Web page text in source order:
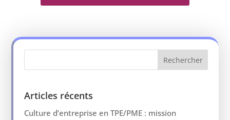
Articles récents
Culture d’entreprise en TPE/PME : mission